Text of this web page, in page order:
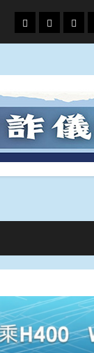
頭
條
財
經
地
方.